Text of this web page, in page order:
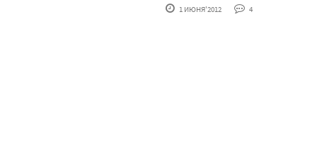
1 ИЮНЯ'2012 4